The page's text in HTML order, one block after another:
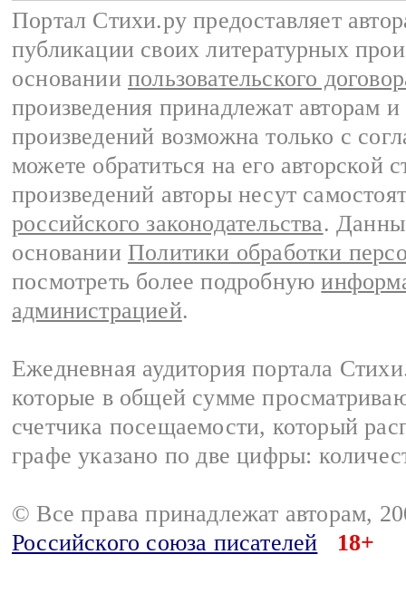
Портал Стихи.ру предоставляет
публикации своих литературных
основании пользовательского
произведения принадлежат авторам
произведений возможна только с
можете обратиться на его авторской
произведений авторы несут
российского законодательства.
основании Политики обработки
посмотреть более подробную
администрацией.
Ежедневная аудитория портала
которые в общей сумме
счетчика посещаемости, который
графе указано по две цифры:
© Все права принадлежат авторам,
Российского союза писателей
18+